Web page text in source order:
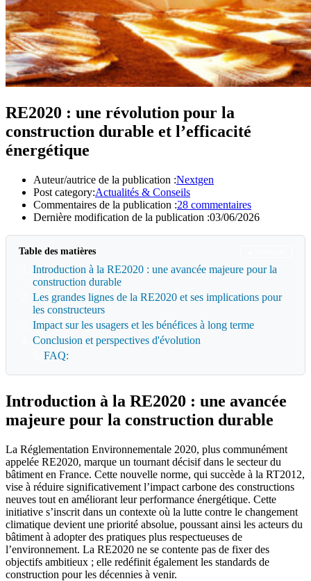
RE2020 : une révolution pour la
construction durable et l’efficacité
énergétique
Auteur/autrice de la publication :Nextgen
Post category:Actualités & Conseils
Commentaires de la publication :28 commentaires
Dernière modification de la publication :03/06/2026
Table des matières
Introduction à la RE2020 : une avancée majeure pour la
construction durable
Les grandes lignes de la RE2020 et ses implications pour
les constructeurs
Impact sur les usagers et les bénéfices à long terme
Conclusion et perspectives d'évolution
FAQ:
Introduction à la RE2020 : une avancée
majeure pour la construction durable
La Réglementation Environnementale 2020, plus communément
appelée RE2020, marque un tournant décisif dans le secteur du
bâtiment en France. Cette nouvelle norme, qui succède à la RT2012,
vise à réduire significativement l’impact carbone des constructions
neuves tout en améliorant leur performance énergétique. Cette
initiative s’inscrit dans un contexte où la lutte contre le changement
climatique devient une priorité absolue, poussant ainsi les acteurs du
bâtiment à adopter des pratiques plus respectueuses de
l’environnement. La RE2020 ne se contente pas de fixer des
objectifs ambitieux ; elle redéfinit également les standards de
construction pour les décennies à venir.